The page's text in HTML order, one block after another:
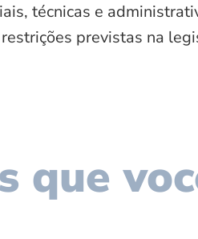
técnicas e
previstas na
que